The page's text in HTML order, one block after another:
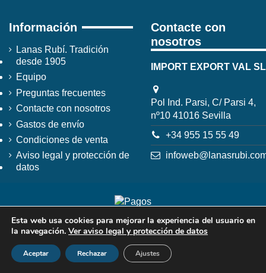
Información
Lanas Rubí. Tradición
desde 1905
Equipo
Preguntas frecuentes
Contacte con nosotros
Gastos de envío
Condiciones de venta
Aviso legal y protección de
datos
Contacte con
nosotros
IMPORT EXPORT VAL SL
Pol Ind. Parsi, C/ Parsi 4,
nº10 41016 Sevilla
+34 955 15 55 49
Esta web usa cookies para mejorar la experiencia del usuario en
la navegación. Ver aviso legal y protección de datos
Aceptar Rechazar Ajustes